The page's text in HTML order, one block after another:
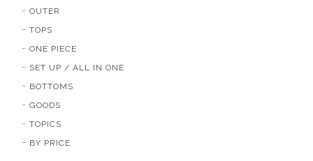
OUTER
TOPS
ONE PIECE
SET UP / ALL IN ONE
BOTTOMS
GOODS
TOPICS
BY PRICE